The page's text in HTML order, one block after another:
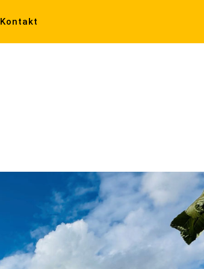
Kontakt